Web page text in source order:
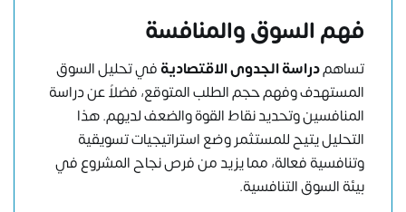
فهم السوق والمنافسة
تساهمدراسة الجدوى الاقتصاديةفي تحليل السوق
المستهدف وفهم حجم الطلب المتوقع، فضلاً عن دراسة
المنافسين وتحديد نقاط القوة والضعف لديهم. هذا
التحليل يتيح للمستثمر وضع استراتيجيات تسويقية
وتنافسية فعالة، مما يزيد من فرص نجاح المشروع في
بيئة السوق التنافسية.